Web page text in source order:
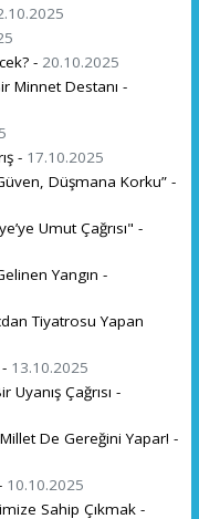
- 20.10.2025
Minnet Destanı -
- 17.10.2025
Düşmana Korku” -
Umut Çağrısı" -
Yangın -
Tiyatrosu Yapan
13.10.2025
Çağrısı -
De Gereğini Yapar! -
10.10.2025
Sahip Çıkmak -